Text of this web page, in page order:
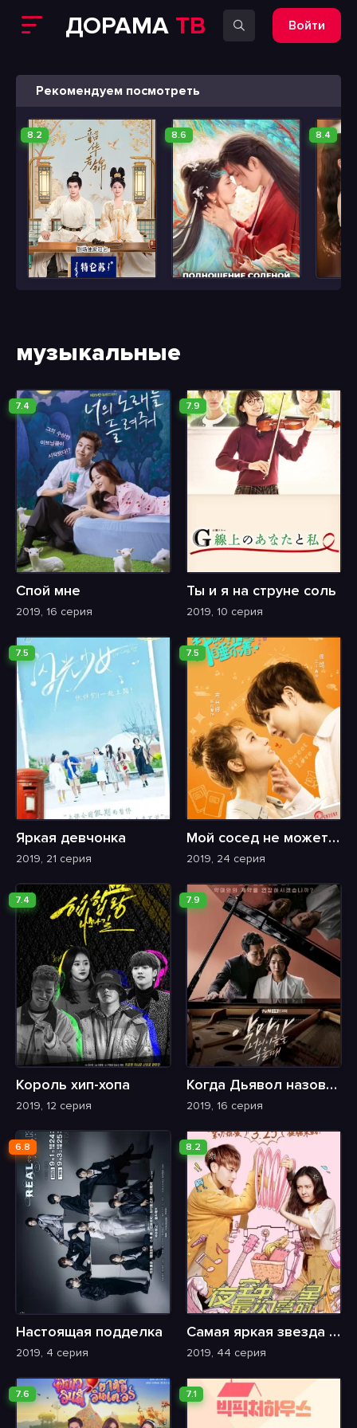
ДОРАМА ТВ Войти
Рекомендуем посмотреть
8.2 8.6 8.4
музыкальные
7.4
Спой мне
2019, 16 серия
7.9
Ты и я на струне соль
2019, 10 серия
7.5
Яркая девчонка
2019, 21 серия
7.5
Мой сосед не может спать
2019, 24 серия
7.4
Король хип-хопа
2019, 12 серия
7.9
Когда Дьявол назовёт твоё имя
2019, 16 серия
6.8
Настоящая подделка
2019, 4 серия
8.2
Самая яркая звезда на ночном небе
2019, 44 серия
7.6 7.1